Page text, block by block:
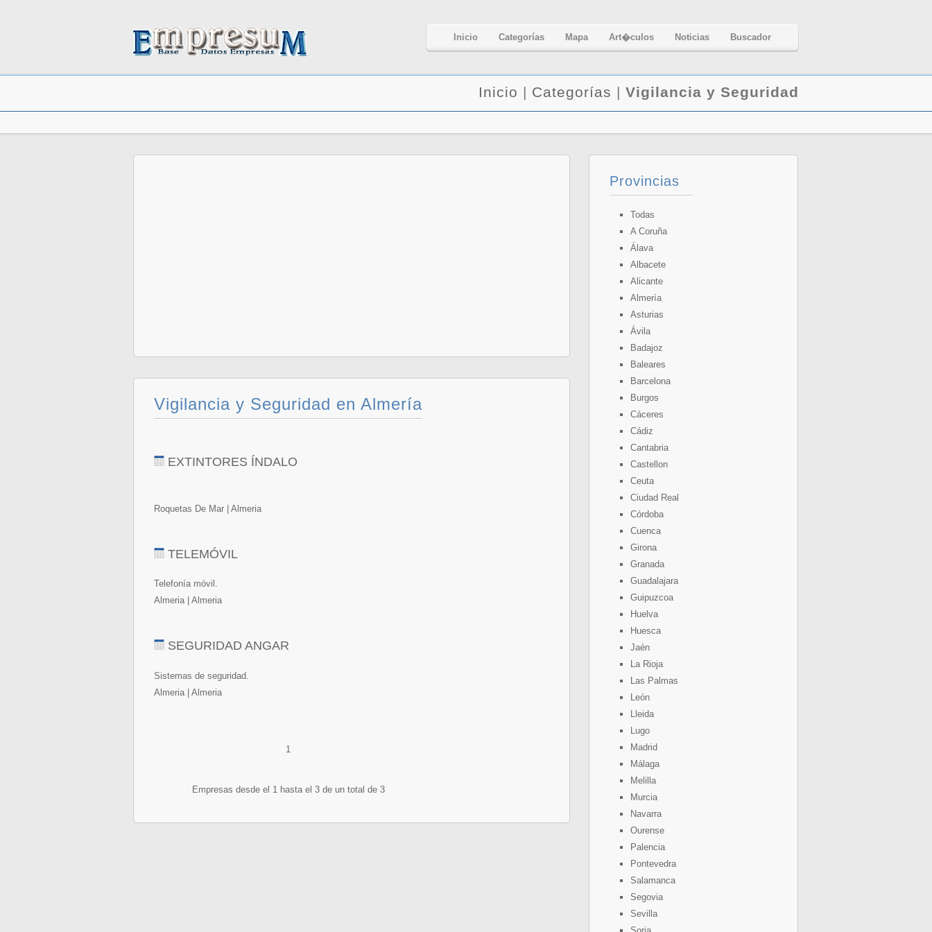
Inicio Categorías Mapa Art�culos Noticias Buscador
Inicio | Categorías | Vigilancia y Seguridad
Vigilancia y Seguridad en Almería
EXTINTORES ÍNDALO
Roquetas De Mar | Almeria
TELEMÓVIL
Telefonía móvil.
Almeria | Almeria
SEGURIDAD ANGAR
Sistemas de seguridad.
Almeria | Almeria
1
Empresas desde el 1 hasta el 3 de un total de 3
Provincias
Todas
A Coruña
Álava
Albacete
Alicante
Almería
Asturias
Ávila
Badajoz
Baleares
Barcelona
Burgos
Cáceres
Cádiz
Cantabria
Castellon
Ceuta
Ciudad Real
Córdoba
Cuenca
Girona
Granada
Guadalajara
Guipuzcoa
Huelva
Huesca
Jaén
La Rioja
Las Palmas
León
Lleida
Lugo
Madrid
Málaga
Melilla
Murcia
Navarra
Ourense
Palencia
Pontevedra
Salamanca
Segovia
Sevilla